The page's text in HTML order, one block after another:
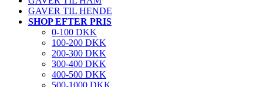
GAVER TIL HENDE
SHOP EFTER PRIS
0-100 DKK
100-200 DKK
200-300 DKK
300-400 DKK
400-500 DKK
500-1000 DKK